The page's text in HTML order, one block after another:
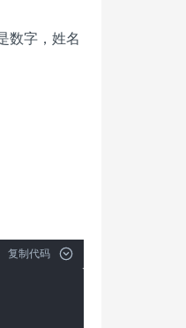
数字，姓名
复制代码